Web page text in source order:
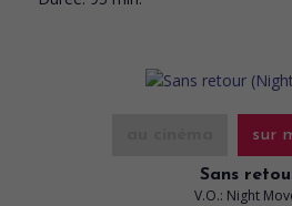
sur
Sans
V.O.: Night